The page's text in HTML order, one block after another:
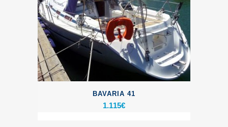
BAVARIA 41
1.115€